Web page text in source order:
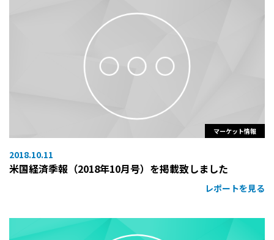
マーケット情報
2018.10.11
米国経済季報（2018年10月号）を掲載致しました
レポートを見る